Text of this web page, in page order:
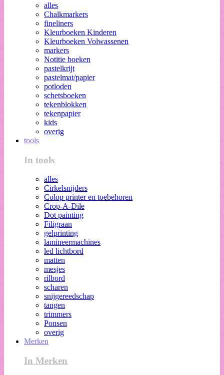
alles
Chalkmarkers
fineliners
Kleurboeken Kinderen
Kleurboeken Volwassenen
markers
Notitie boeken
pastelkrijt
pastelmat/papier
potloden
schetsboeken
tekenblokken
tekenpapier
kids
overig
tools
In tools
alles
Cirkelsnijders
Colop printer en toebehoren
Crop-A-Dile
Dot painting
Filigraan
gelprinting
lamineermachines
led lichtbord
matten
mesjes
rilbord
scharen
snijgereedschap
tangen
trimmers
Ponsen
overig
Merken
In Merken